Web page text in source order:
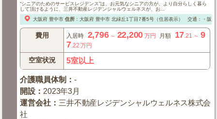
“シニアのためのサービスレジデンス”は、お元気なシニアの方が、より自分らしく暮ら
して頂けるように、三井不動産レジデンシャルウェルネスが、お...
大阪府 豊中市 住所： 大阪府 豊中市北緑丘1丁目7番5号（住居表示） 交通：・阪
費用 入居時 2,796～ 22,200 万円 月額 17.21 ～ 9
7.22 万円
空室状況 5室以上
介護職員体制 ：-
開設 ： 2023年3月
運営会社 ： 三井不動産レジデンシャルウェルネス株式会
社